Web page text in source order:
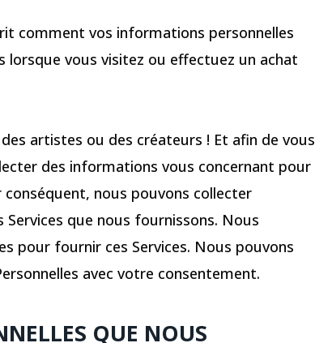
comment vos informations personnelles
vous visitez ou effectuez un achat
artistes ou des créateurs ! Et afin de vous
des informations vous concernant pour
nous pouvons collecter
que nous fournissons. Nous
pour fournir ces Services. Nous pouvons
avec votre consentement.
QUE NOUS